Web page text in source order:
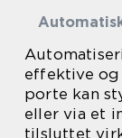
effektive og
porte kan
eller via et
tilsluttet